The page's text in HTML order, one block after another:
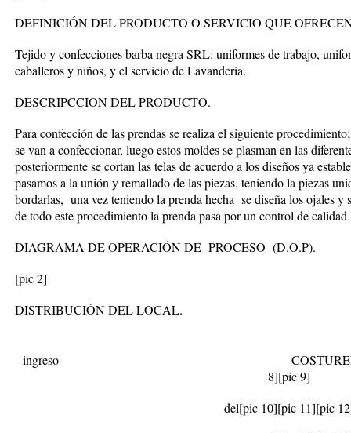
DEFINICIÓN DEL PRODUCTO O SERVICIO QUE
Tejido y confecciones barba negra SRL: uniformes de trabajo,
caballeros y niños, y el servicio de Lavandería.
DESCRIPCCION DEL PRODUCTO.
Para confección de las prendas se realiza el siguiente
se van a confeccionar, luego estos moldes se plasman en las
posteriormente se cortan las telas de acuerdo a los diseños ya
pasamos a la unión y remallado de las piezas, teniendo la piezas
bordarlas, una vez teniendo la prenda hecha se diseña los ojales
de todo este procedimiento la prenda pasa por un control de
DIAGRAMA DE OPERACIÓN DE PROCESO (D.O.P).
[pic 2]
DISTRIBUCIÓN DEL LOCAL.
ingreso
8][pic 9]
del[pic 10][pic 11][pic